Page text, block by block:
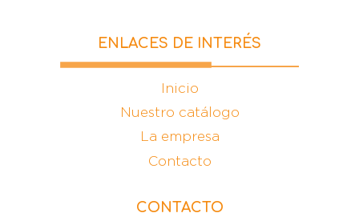
ENLACES DE INTERÉS
Inicio
Nuestro catálogo
La empresa
Contacto
CONTACTO